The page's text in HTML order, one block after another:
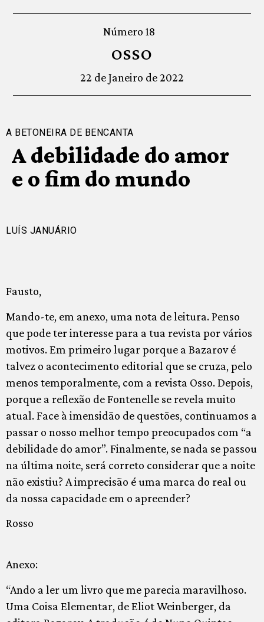
Número 18
OSSO
22 de Janeiro de 2022
A BETONEIRA DE BENCANTA
A debilidade do amor
e o fim do mundo
LUÍS JANUÁRIO
Fausto,
Mando-te, em anexo, uma nota de leitura. Penso
que pode ter interesse para a tua revista por vários
motivos. Em primeiro lugar porque a Bazarov é
talvez o acontecimento editorial que se cruza, pelo
menos temporalmente, com a revista Osso. Depois,
porque a reflexão de Fontenelle se revela muito
atual. Face à imensidão de questões, continuamos a
passar o nosso melhor tempo preocupados com “a
debilidade do amor”. Finalmente, se nada se passou
na última noite, será correto considerar que a noite
não existiu? A imprecisão é uma marca do real ou
da nossa capacidade em o apreender?
Rosso
Anexo:
“Ando a ler um livro que me parecia maravilhoso.
Uma Coisa Elementar, de Eliot Weinberger, da